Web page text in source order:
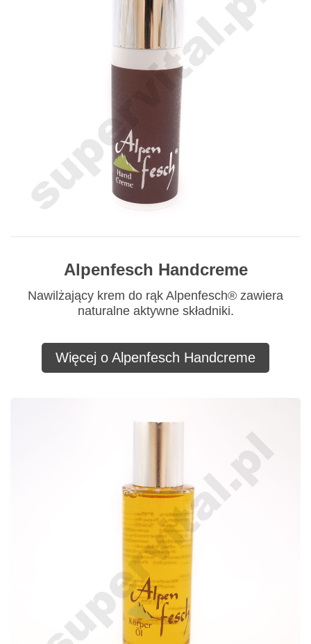
Alpenfesch Handcreme
Nawilżający krem do rąk Alpenfesch® zawiera
naturalne aktywne składniki.
Więcej o Alpenfesch Handcreme